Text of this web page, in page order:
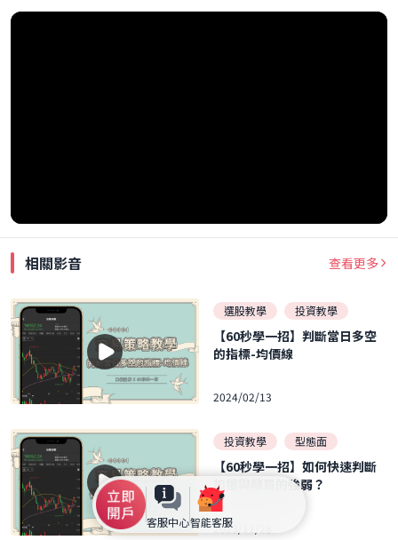
客服中心智能客服
相關影音 查看更多
選股教學 投資教學
【60秒學一招】判斷當日多空
的指標-均價線
2024/02/13
投資教學 型態面
【60秒學一招】如何快速判斷
加權與櫃買的強弱？
2023/11/28